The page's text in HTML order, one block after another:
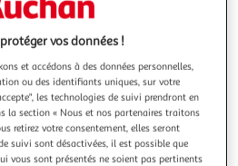
Illustration
précédente
Illustration
suivante
vos données !
et accédons à des données personnelles,
ou des identifiants uniques, sur votre
les technologies de suivi prendront en
la section « Nous et nos partenaires traitons
retirez votre consentement, elles seront
suivi sont désactivées, il est possible que
vous sont présentés ne soient pas pertinents